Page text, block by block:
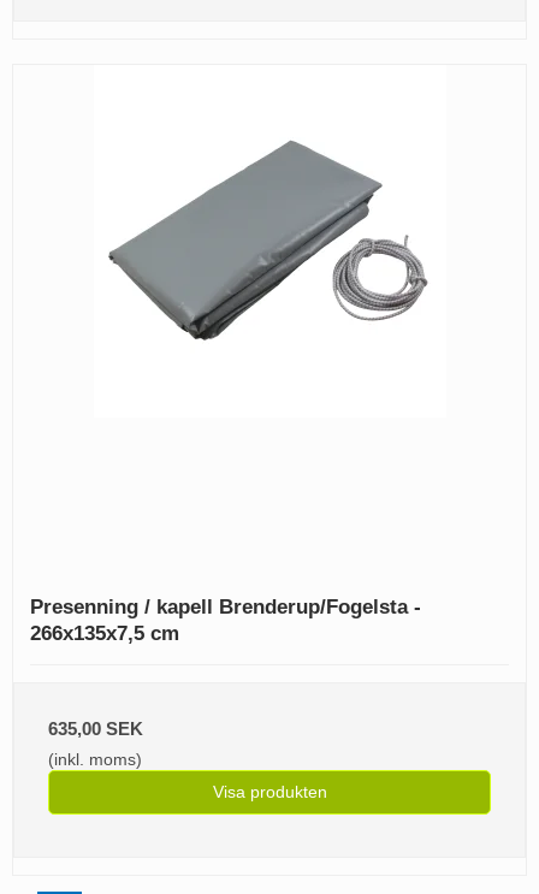
Presenning / kapell Brenderup/Fogelsta -
266x135x7,5 cm
635,00 SEK
(inkl. moms)
Visa produkten